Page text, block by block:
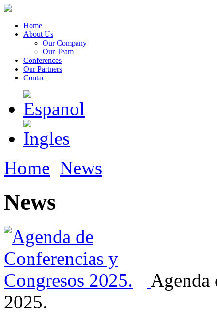
Home
About Us
Our Company
Our Team
Conferences
Our Partners
Contact
Home News
News
Agenda
2025.